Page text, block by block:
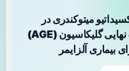
میتوکندری در
تجمع محصولات نهایی گلیکاسیون (AGE)
بیماری آلزایمر